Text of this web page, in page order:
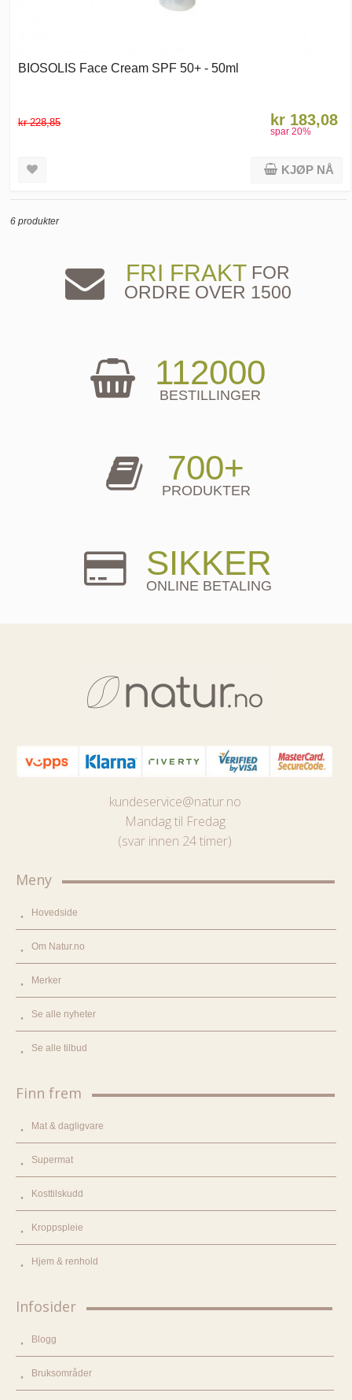
BIOSOLIS Face Cream SPF 50+ - 50ml
kr 228,85 kr 183,08
spar 20%
KJØP NÅ
6 produkter
FRI FRAKTFOR
ORDRE OVER 1500
112000
BESTILLINGER
700+
PRODUKTER
SIKKER
ONLINE BETALING
kundeservice@natur.no
Mandag til Fredag
(svar innen 24 timer)
Meny
Hovedside
Om Natur.no
Merker
Se alle nyheter
Se alle tilbud
Finn frem
Mat & dagligvare
Supermat
Kosttilskudd
Kroppspleie
Hjem & renhold
Infosider
Blogg
Bruksområder